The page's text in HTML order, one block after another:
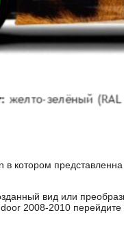
в котором
вид или
2008-2010 перейдите